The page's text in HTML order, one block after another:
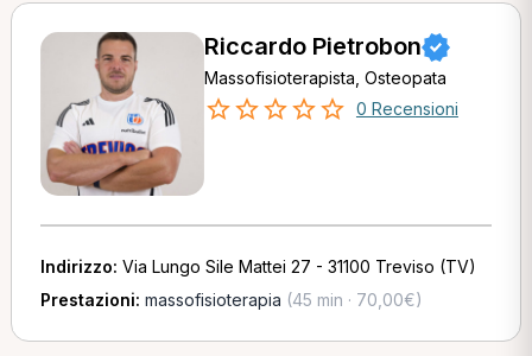
Riccardo Pietrobon
Massofisioterapista, Osteopata
0 Recensioni
Indirizzo: Via Lungo Sile Mattei 27 - 31100 Treviso (TV)
Prestazioni: massofisioterapia (45 min · 70,00€)